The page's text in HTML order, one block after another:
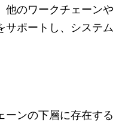
他のワークチェーンや
サポートし、システム
ーンの下層に存在する